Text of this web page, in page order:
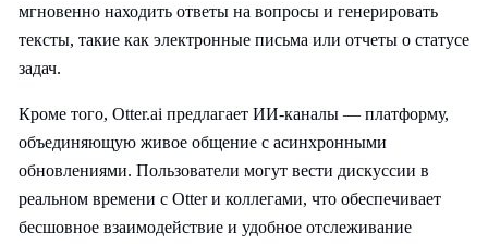
мгновенно находить ответы на вопросы и генерировать
тексты, такие как электронные письма или отчеты о статусе
задач.
Кроме того, Otter.ai предлагает ИИ-каналы — платформу,
объединяющую живое общение с асинхронными
обновлениями. Пользователи могут вести дискуссии в
реальном времени с Otter и коллегами, что обеспечивает
бесшовное взаимодействие и удобное отслеживание